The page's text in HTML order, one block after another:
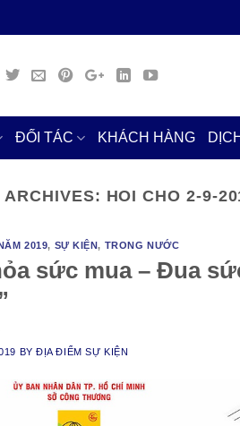
ĐỐI TÁC KHÁCH HÀNG
ARCHIVES: HOI CHO 2-9-
2019, SỰ KIỆN, TRONG NƯỚC
sức mua – Đua
BYĐỊA ĐIỂM SỰ KIỆN